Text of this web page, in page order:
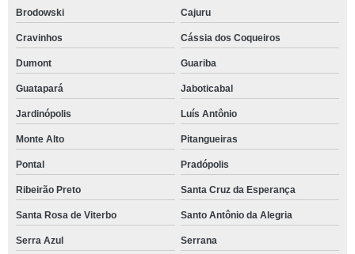
Brodowski Cajuru
Cravinhos Cássia dos Coqueiros
Dumont Guariba
Guatapará Jaboticabal
Jardinópolis Luís Antônio
Monte Alto Pitangueiras
Pontal Pradópolis
Ribeirão Preto Santa Cruz da Esperança
Santa Rosa de Viterbo Santo Antônio da Alegria
Serra Azul Serrana